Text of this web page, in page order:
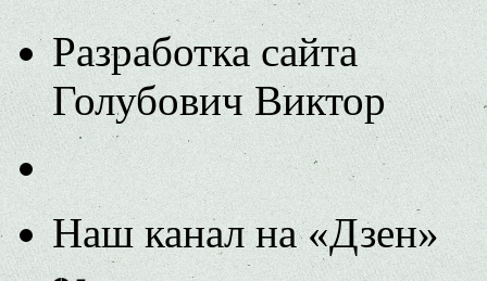
Разработка сайта
Голубович Виктор
Наш канал на «Дзен»